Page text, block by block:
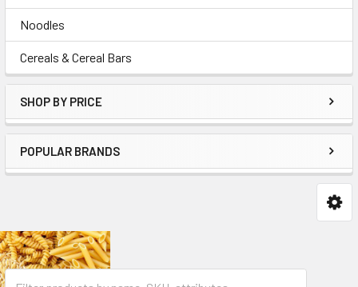
Noodles
Cereals & Cereal Bars
SHOP BY PRICE
POPULAR BRANDS